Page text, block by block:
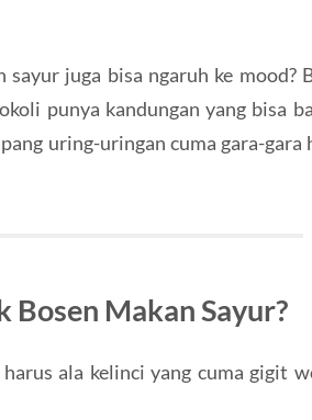
sayur juga bisa ngaruh ke mood?
punya kandungan yang bisa
uring-uringan cuma gara-
Bosen Makan Sayur?
harus ala kelinci yang cuma gigit